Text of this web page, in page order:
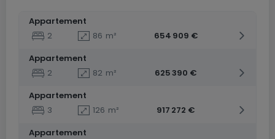
Appartement
2
86 m²
654 909 €
Appartement
2
82 m²
625 390 €
Appartement
3
126 m²
917 272 €
Appartement